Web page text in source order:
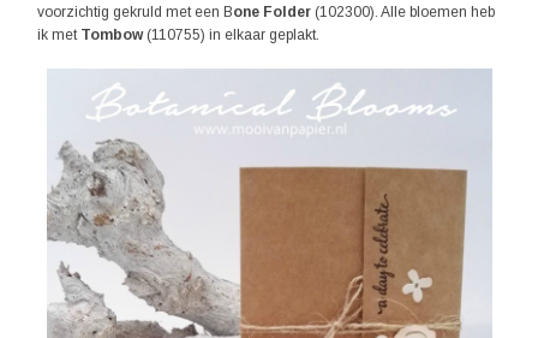
voorzichtig gekruld met een Bone Folder (102300). Alle bloemen heb
ik met Tombow (110755) in elkaar geplakt.